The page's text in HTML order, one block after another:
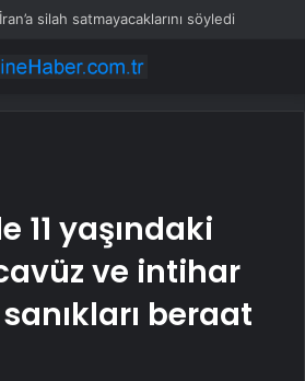
silah satmayacaklarını söyledi
11 yaşındaki
ve intihar
beraat